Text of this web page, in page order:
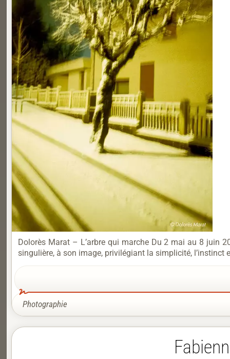
Dolorès Marat – L’arbre qui marche Du 2 mai au 8 juin
singulière, à son image, privilégiant la simplicité, l’instinct
Photographie